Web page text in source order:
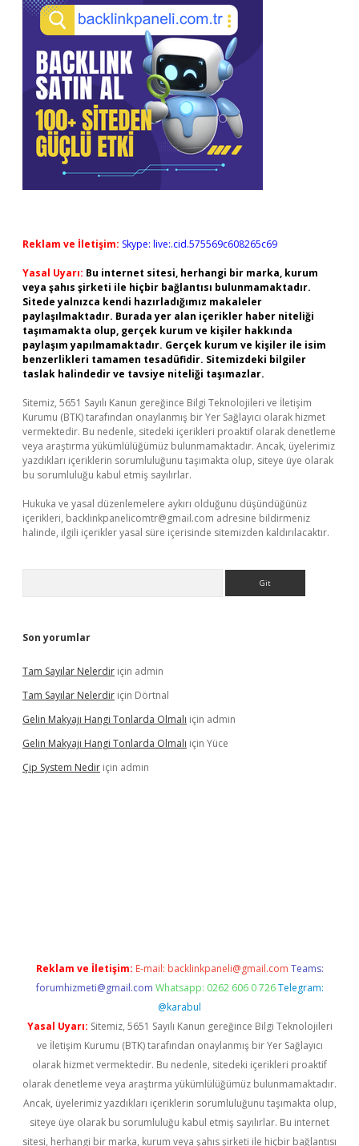
Reklam ve İletişim: Skype: live:.cid.575569c608265c69
Yasal Uyarı: Bu internet sitesi, herhangi bir marka, kurum
veya şahıs şirketi ile hiçbir bağlantısı bulunmamaktadır.
Sitede yalnızca kendi hazırladığımız makaleler
paylaşılmaktadır. Burada yer alan içerikler haber niteliği
taşımamakta olup, gerçek kurum ve kişiler hakkında
paylaşım yapılmamaktadır. Gerçek kurum ve kişiler ile isim
benzerlikleri tamamen tesadüfidir. Sitemizdeki bilgiler
taslak halindedir ve tavsiye niteliği taşımazlar.
Sitemiz, 5651 Sayılı Kanun gereğince Bilgi Teknolojileri ve İletişim
Kurumu (BTK) tarafından onaylanmış bir Yer Sağlayıcı olarak hizmet
vermektedir. Bu nedenle, sitedeki içerikleri proaktif olarak denetleme
veya araştırma yükümlülüğümüz bulunmamaktadır. Ancak, üyelerimiz
yazdıkları içeriklerin sorumluluğunu taşımakta olup, siteye üye olarak
bu sorumluluğu kabul etmiş sayılırlar.
Hukuka ve yasal düzenlemelere aykırı olduğunu düşündüğünüz
içerikleri, backlinkpanelicomtr@gmail.com adresine bildirmeniz
halinde, ilgili içerikler yasal süre içerisinde sitemizden kaldırılacaktır.
Son yorumlar
Tam Sayılar Nelerdir için admin
Tam Sayılar Nelerdir için Dörtnal
Gelin Makyajı Hangi Tonlarda Olmalı için admin
Gelin Makyajı Hangi Tonlarda Olmalı için Yüce
Çip System Nedir için admin
Reklam ve İletişim: E-mail: backlinkpaneli@gmail.com Teams:
forumhizmeti@gmail.com Whatsapp: 0262 606 0 726 Telegram:
@karabul
Yasal Uyarı: Sitemiz, 5651 Sayılı Kanun gereğince Bilgi Teknolojileri
ve İletişim Kurumu (BTK) tarafından onaylanmış bir Yer Sağlayıcı
olarak hizmet vermektedir. Bu nedenle, sitedeki içerikleri proaktif
olarak denetleme veya araştırma yükümlülüğümüz bulunmamaktadır.
Ancak, üyelerimiz yazdıkları içeriklerin sorumluluğunu taşımakta olup,
siteye üye olarak bu sorumluluğu kabul etmiş sayılırlar. Bu internet
sitesi, herhangi bir marka, kurum veya şahıs şirketi ile hiçbir bağlantısı